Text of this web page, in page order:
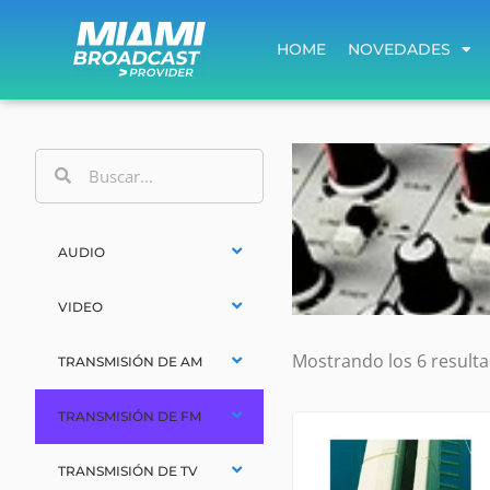
HOME NOVEDADES
HOME NOVEDADES
AUDIO
VIDEO
TRANSMISIÓN DE AM
TRANSMISIÓN DE FM
TRANSMISIÓN DE TV
Mostrando los 6